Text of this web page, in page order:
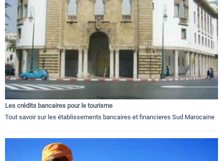
Les crédits bancaires pour le tourisme
Tout savoir sur les établissements bancaires et financieres Sud Marocaine